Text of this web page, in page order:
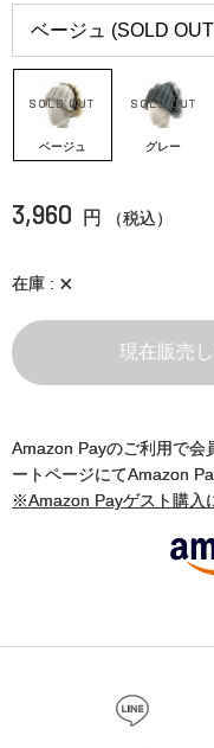
ベージュ グレー
3,960 円 （税込）
在庫 ×
現在販売
Amazon Payのご利用で会
ートページにてAmazon
※Amazon Payゲスト購入